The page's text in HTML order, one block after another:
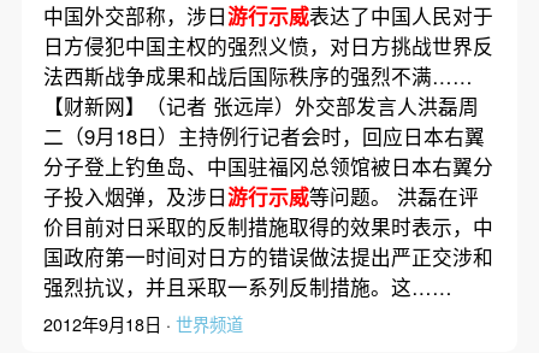
中国外交部称，涉日游行示威表达了中国人民对于
日方侵犯中国主权的强烈义愤，对日方挑战世界反
法西斯战争成果和战后国际秩序的强烈不满……
【财新网】（记者 张远岸）外交部发言人洪磊周
二（9月18日）主持例行记者会时，回应日本右翼
分子登上钓鱼岛、中国驻福冈总领馆被日本右翼分
子投入烟弹，及涉日游行示威等问题。 洪磊在评
价目前对日采取的反制措施取得的效果时表示，中
国政府第一时间对日方的错误做法提出严正交涉和
强烈抗议，并且采取一系列反制措施。这……
2012年9月18日 · 世界频道